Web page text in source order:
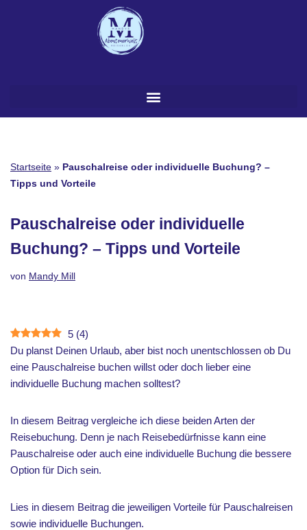
Startseite » Pauschalreise oder individuelle Buchung? –
Tipps und Vorteile
Pauschalreise oder individuelle
Buchung? – Tipps und Vorteile
von Mandy Mill
5 (4)
Du planst Deinen Urlaub, aber bist noch unentschlossen ob Du
eine Pauschalreise buchen willst oder doch lieber eine
individuelle Buchung machen solltest?
In diesem Beitrag vergleiche ich diese beiden Arten der
Reisebuchung. Denn je nach Reisebedürfnisse kann eine
Pauschalreise oder auch eine individuelle Buchung die bessere
Option für Dich sein.
Lies in diesem Beitrag die jeweiligen Vorteile für Pauschalreisen
sowie individuelle Buchungen.